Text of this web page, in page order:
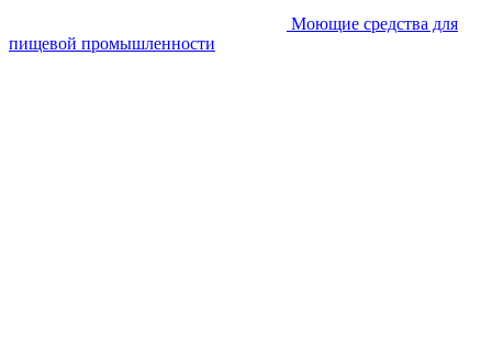
Моющие средства для
пищевой промышленности